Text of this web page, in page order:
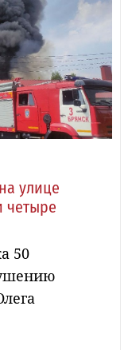
улице
четыре
50